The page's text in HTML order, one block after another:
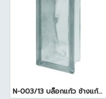
N-003/13 บล็อกแก้ว ช้างแก้ว WOW พริ้วแก้ว ( 24x11.5x8cm )